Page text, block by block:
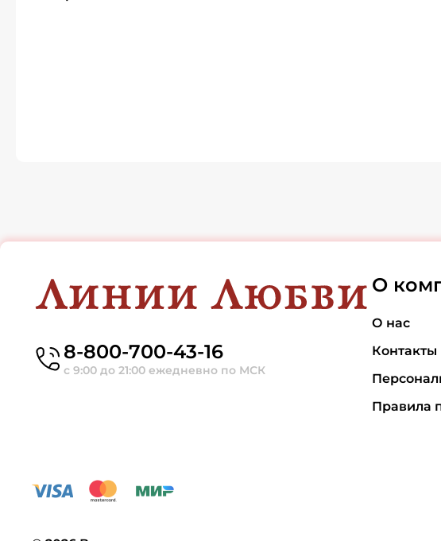
8-800-700-43-16
с 9:00 до 21:00 ежедневно по МСК
О
О нас
Контакты
Правила